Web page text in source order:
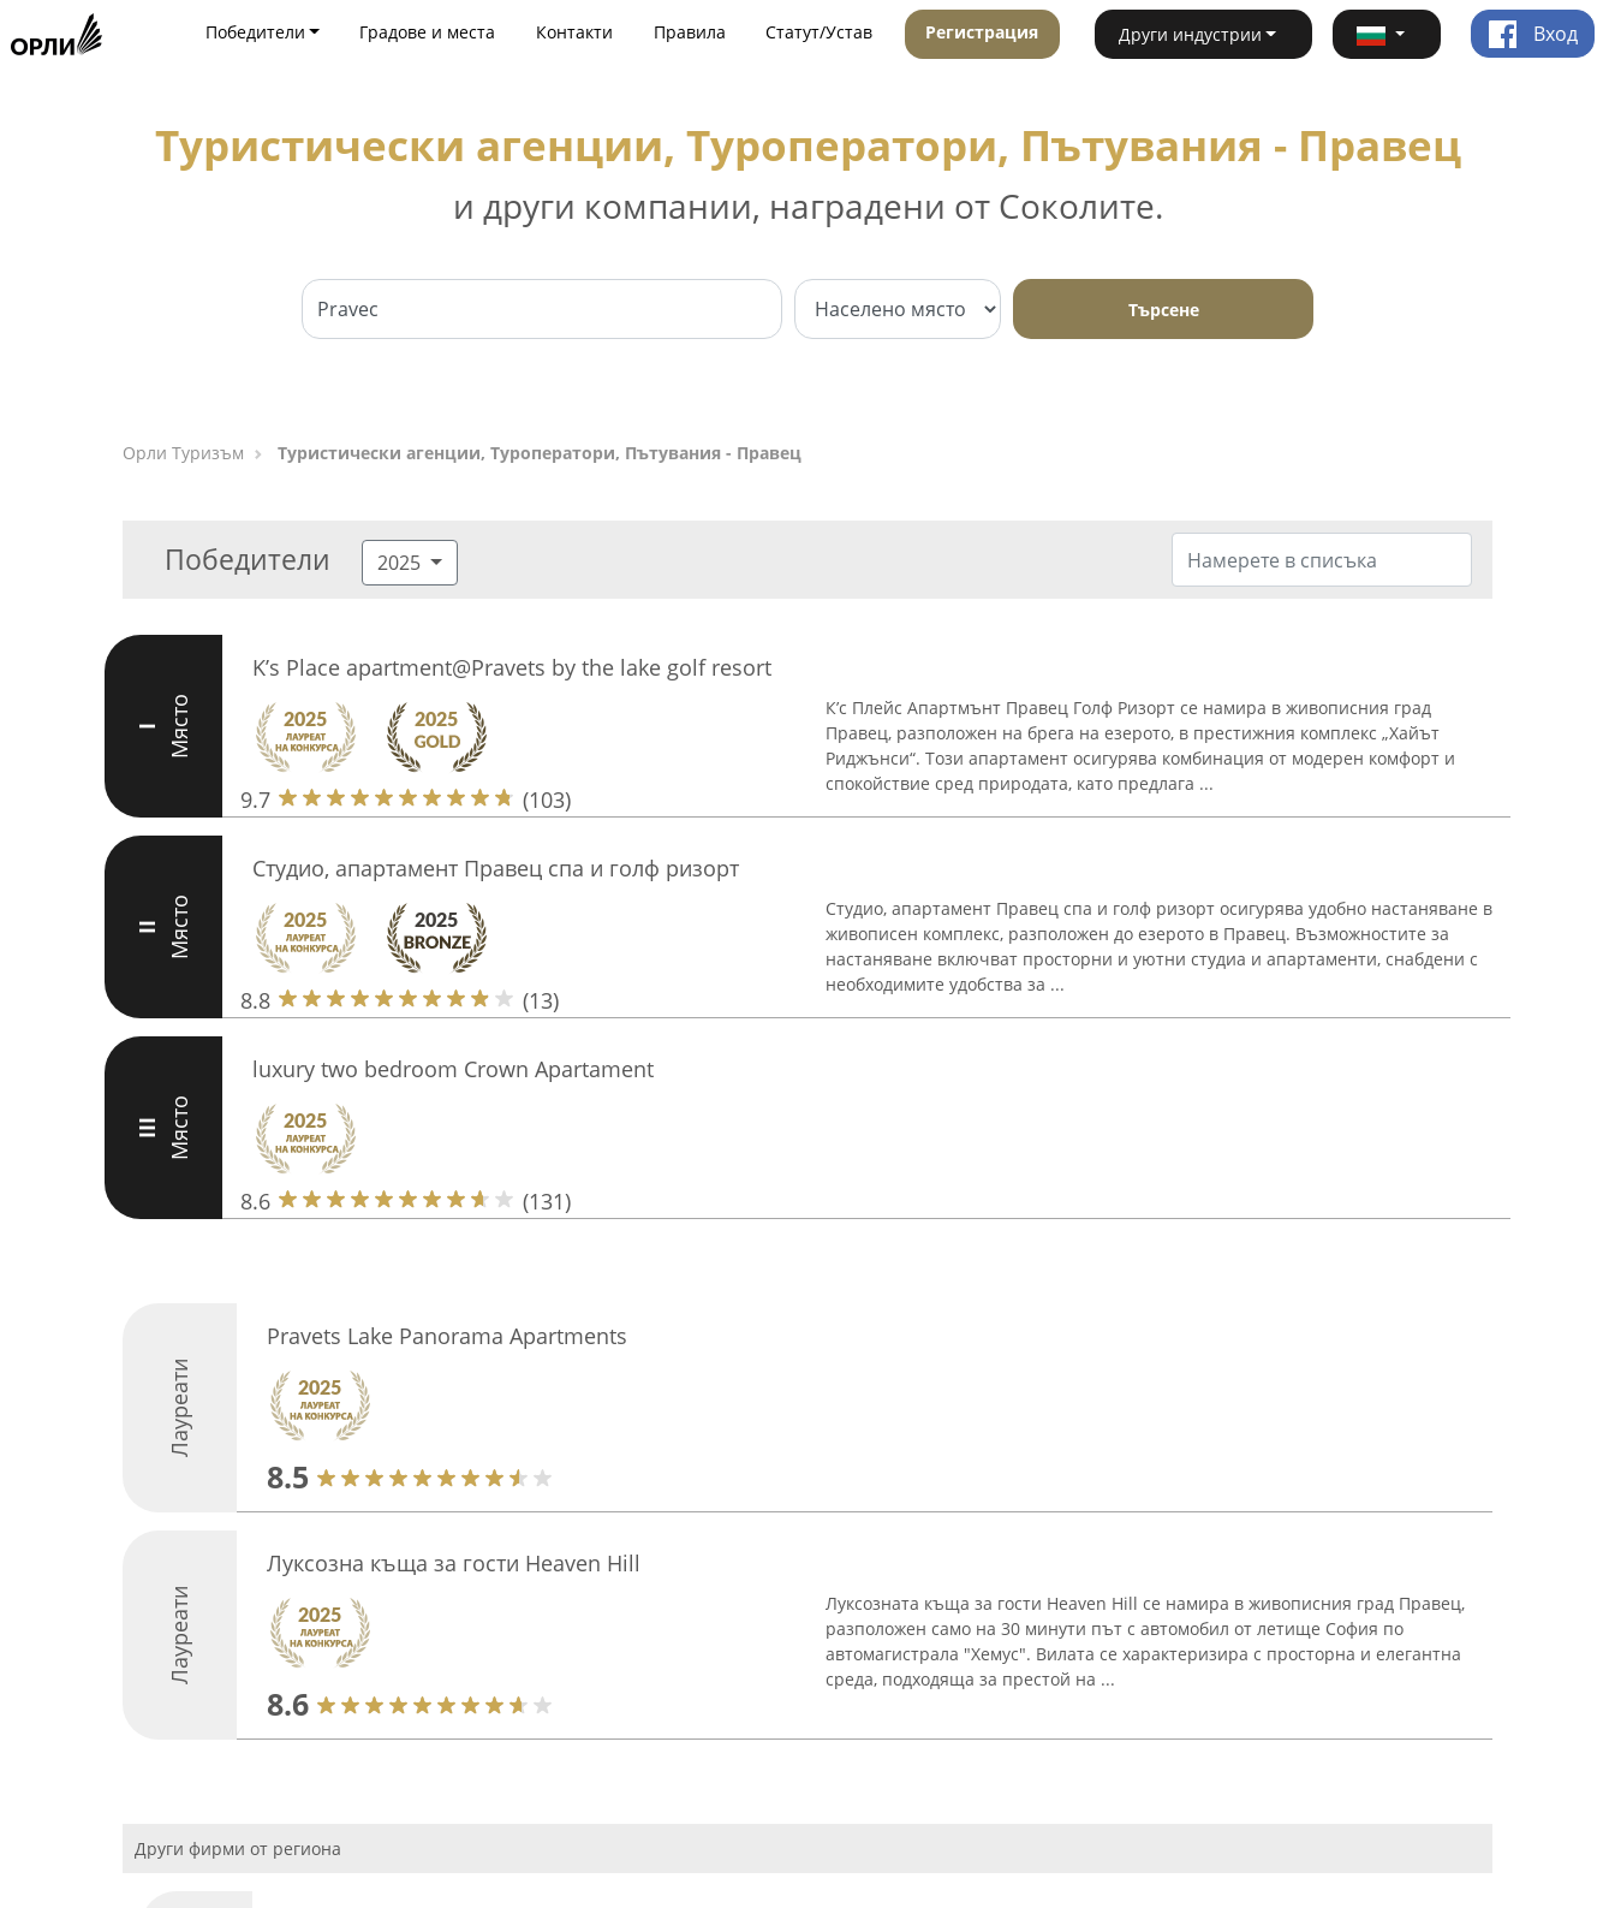
Победители Градове и места Контакти Правила Статут/Устав Регистрация Други индустрии Вход
Туристически агенции, Туроператори, Пътувания - Правец
и други компании, наградени от Соколите.
Търсене
Орли Туризъм Туристически агенции, Туроператори, Пътувания - Правец
Победители 2025
I Място
K’s Place apartment@Pravets by the lake golf resort
9.7 (103)
К’с Плейс Апартмънт Правец Голф Ризорт се намира в живописния град
Правец, разположен на брега на езерото, в престижния комплекс „Хайът
Риджънси“. Този апартамент осигурява комбинация от модерен комфорт и
спокойствие сред природата, като предлага ...
II Място
Студио, апартамент Правец спа и голф ризорт
8.8 (13)
Студио, апартамент Правец спа и голф ризорт осигурява удобно настаняване в
живописен комплекс, разположен до езерото в Правец. Възможностите за
настаняване включват просторни и уютни студиа и апартаменти, снабдени с
необходимите удобства за ...
III Място
luxury two bedroom Crown Apartament
8.6 (131)
Лауреати
Pravets Lake Panorama Apartments
8.5
Лауреати
Луксозна къща за гости Heaven Hill
8.6
Луксозната къща за гости Heaven Hill се намира в живописния град Правец,
разположен само на 30 минути път с автомобил от летище София по
автомагистрала "Хемус". Вилата се характеризира с просторна и елегантна
среда, подходяща за престой на ...
Други фирми от региона